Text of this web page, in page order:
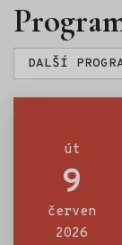
DALŠÍ
út
9
červen
2026